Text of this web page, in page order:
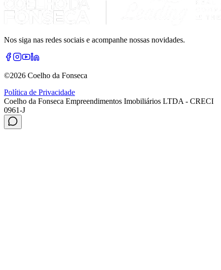
Nos siga nas redes sociais e acompanhe nossas novidades.
©2026 Coelho da Fonseca
Política de Privacidade
Coelho da Fonseca Empreendimentos Imobiliários LTDA - CRECI
0961-J